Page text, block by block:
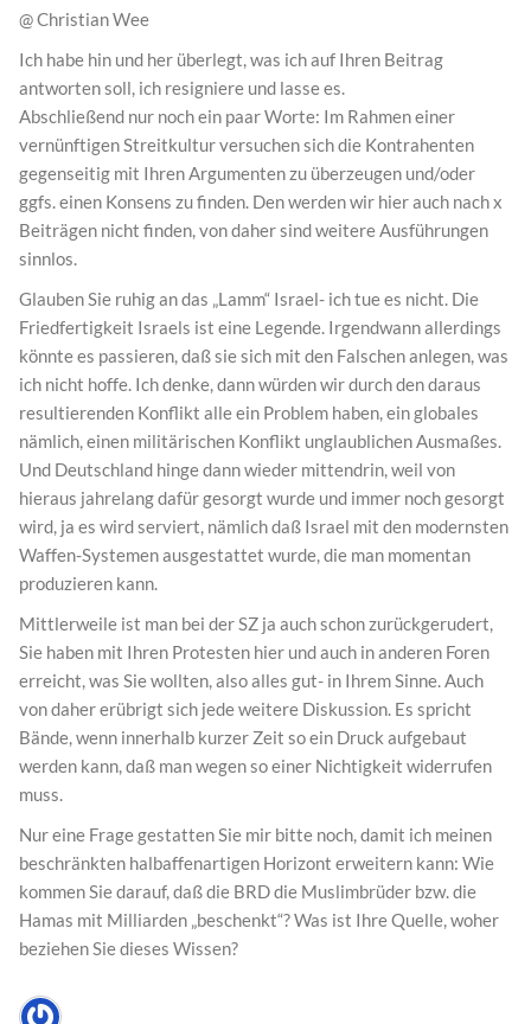
@ Christian Wee
Ich habe hin und her überlegt, was ich auf Ihren Beitrag
antworten soll, ich resigniere und lasse es.
Abschließend nur noch ein paar Worte: Im Rahmen einer
vernünftigen Streitkultur versuchen sich die Kontrahenten
gegenseitig mit Ihren Argumenten zu überzeugen und/oder
ggfs. einen Konsens zu finden. Den werden wir hier auch nach x
Beiträgen nicht finden, von daher sind weitere Ausführungen
sinnlos.
Glauben Sie ruhig an das „Lamm“ Israel- ich tue es nicht. Die
Friedfertigkeit Israels ist eine Legende. Irgendwann allerdings
könnte es passieren, daß sie sich mit den Falschen anlegen, was
ich nicht hoffe. Ich denke, dann würden wir durch den daraus
resultierenden Konflikt alle ein Problem haben, ein globales
nämlich, einen militärischen Konflikt unglaublichen Ausmaßes.
Und Deutschland hinge dann wieder mittendrin, weil von
hieraus jahrelang dafür gesorgt wurde und immer noch gesorgt
wird, ja es wird serviert, nämlich daß Israel mit den modernsten
Waffen-Systemen ausgestattet wurde, die man momentan
produzieren kann.
Mittlerweile ist man bei der SZ ja auch schon zurückgerudert,
Sie haben mit Ihren Protesten hier und auch in anderen Foren
erreicht, was Sie wollten, also alles gut- in Ihrem Sinne. Auch
von daher erübrigt sich jede weitere Diskussion. Es spricht
Bände, wenn innerhalb kurzer Zeit so ein Druck aufgebaut
werden kann, daß man wegen so einer Nichtigkeit widerrufen
muss.
Nur eine Frage gestatten Sie mir bitte noch, damit ich meinen
beschränkten halbaffenartigen Horizont erweitern kann: Wie
kommen Sie darauf, daß die BRD die Muslimbrüder bzw. die
Hamas mit Milliarden „beschenkt“? Was ist Ihre Quelle, woher
beziehen Sie dieses Wissen?